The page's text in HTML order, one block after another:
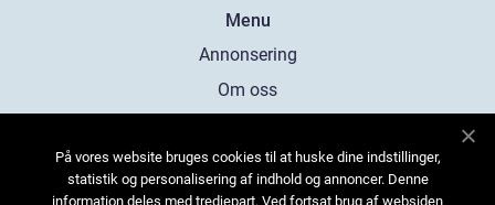
Menu
Annonsering
Om oss
Kontakta oss
Sitemap
På vores website bruges cookies til at huske dine indstillinger,
statistik og personalisering af indhold og annoncer. Denne
information deles med tredjepart. Ved fortsat brug af websiden